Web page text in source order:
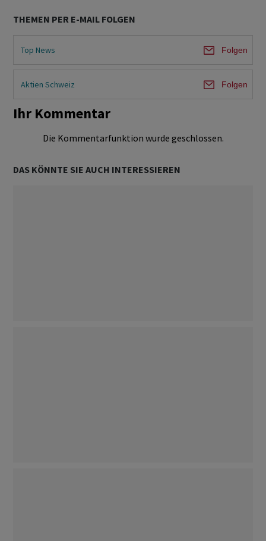
THEMEN PER E-MAIL FOLGEN
Top News Folgen
Aktien Schweiz Folgen
Ihr Kommentar
Die Kommentarfunktion wurde geschlossen.
DAS KÖNNTE SIE AUCH INTERESSIEREN